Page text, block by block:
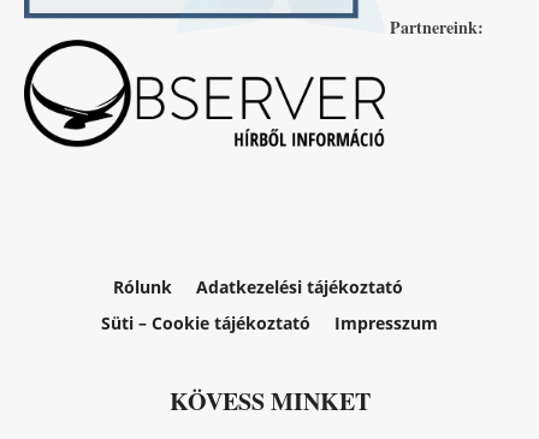
Partnereink:
Rólunk
Adatkezelési tájékoztató
Süti – Cookie tájékoztató
Impresszum
KÖVESS MINKET